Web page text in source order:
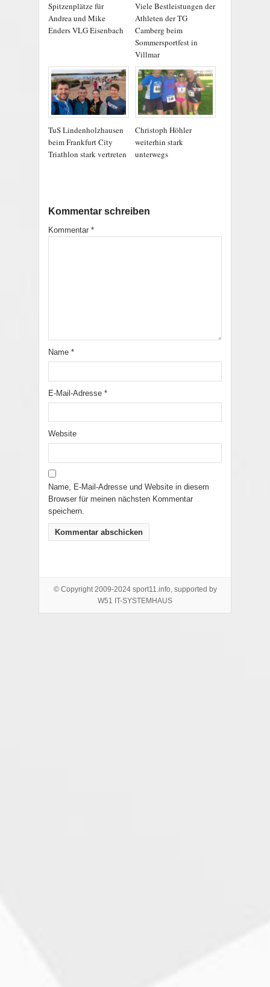
Spitzenplätze für
Andrea und Mike
Enders VLG Eisenbach
Viele Bestleistungen der
Athleten der TG
Camberg beim
Sommersportfest in
Villmar
TuS Lindenholzhausen
beim Frankfurt City
Triathlon stark vertreten
Christoph Höhler
weiterhin stark
unterwegs
Kommentar schreiben
Kommentar *
Name *
E-Mail-Adresse *
Website
Name, E-Mail-Adresse und Website in diesem
Browser für meinen nächsten Kommentar
speichern.
© Copyright 2009-2024 sport11.info, supported by
W51 IT-SYSTEMHAUS